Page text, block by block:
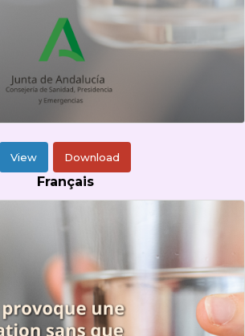
View Download
Français